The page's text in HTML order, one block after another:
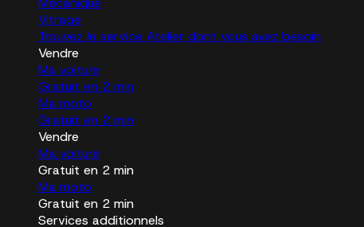
Vitrage
Trouvez le service Atelier dont vous avez besoin
Vendre
Ma voiture
Gratuit en 2 min
Ma moto
Gratuit en 2 min
Vendre
Ma voiture
Gratuit en 2 min
Ma moto
Gratuit en 2 min
Services additionnels